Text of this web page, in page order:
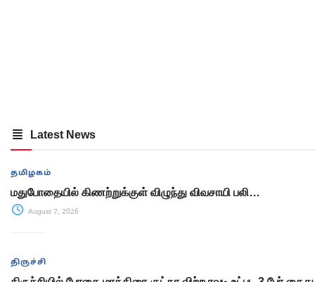
Latest News
தமிழகம்
மதுபோதையில் கிணற்றுக்குள் விழுந்து விவசாயி பலி…
August 7, 2026
திருச்சி